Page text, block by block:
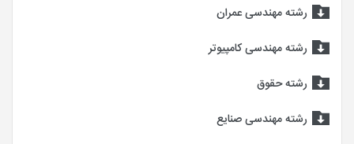
رشته مهندسی عمران
رشته مهندسی کامپیوتر
رشته حقوق
رشته مهندسی صنایع